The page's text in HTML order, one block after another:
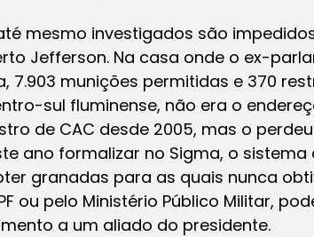
mesmo investigados são
Jefferson. Na casa onde o ex-
munições permitidas e 370
sul fluminense, não era o
de CAC desde 2005, mas o
ano formalizar no Sigma, o sistema
granadas para as quais nunca
ou pelo Ministério Público Militar,
a um aliado do presidente.